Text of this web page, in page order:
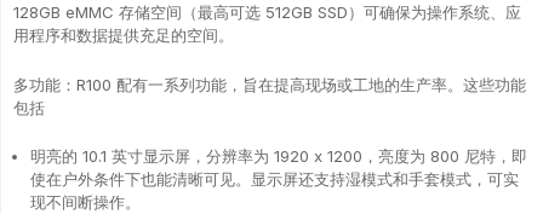
128GB eMMC 存储空间（最高可选 512GB SSD）可确保为操作系统、应
用程序和数据提供充足的空间。
多功能：R100 配有一系列功能，旨在提高现场或工地的生产率。这些功能
包括
明亮的 10.1 英寸显示屏，分辨率为 1920 x 1200，亮度为 800 尼特，即
使在户外条件下也能清晰可见。显示屏还支持湿模式和手套模式，可实
现不间断操作。